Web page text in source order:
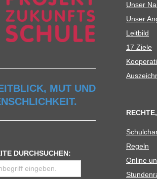
MUT UND
DURCHSUCHEN:
Unser
Unser
Leit­bild
17 Ziele
Regeln
Online